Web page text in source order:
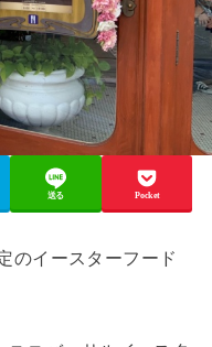
送る Pocket
のイースターフード